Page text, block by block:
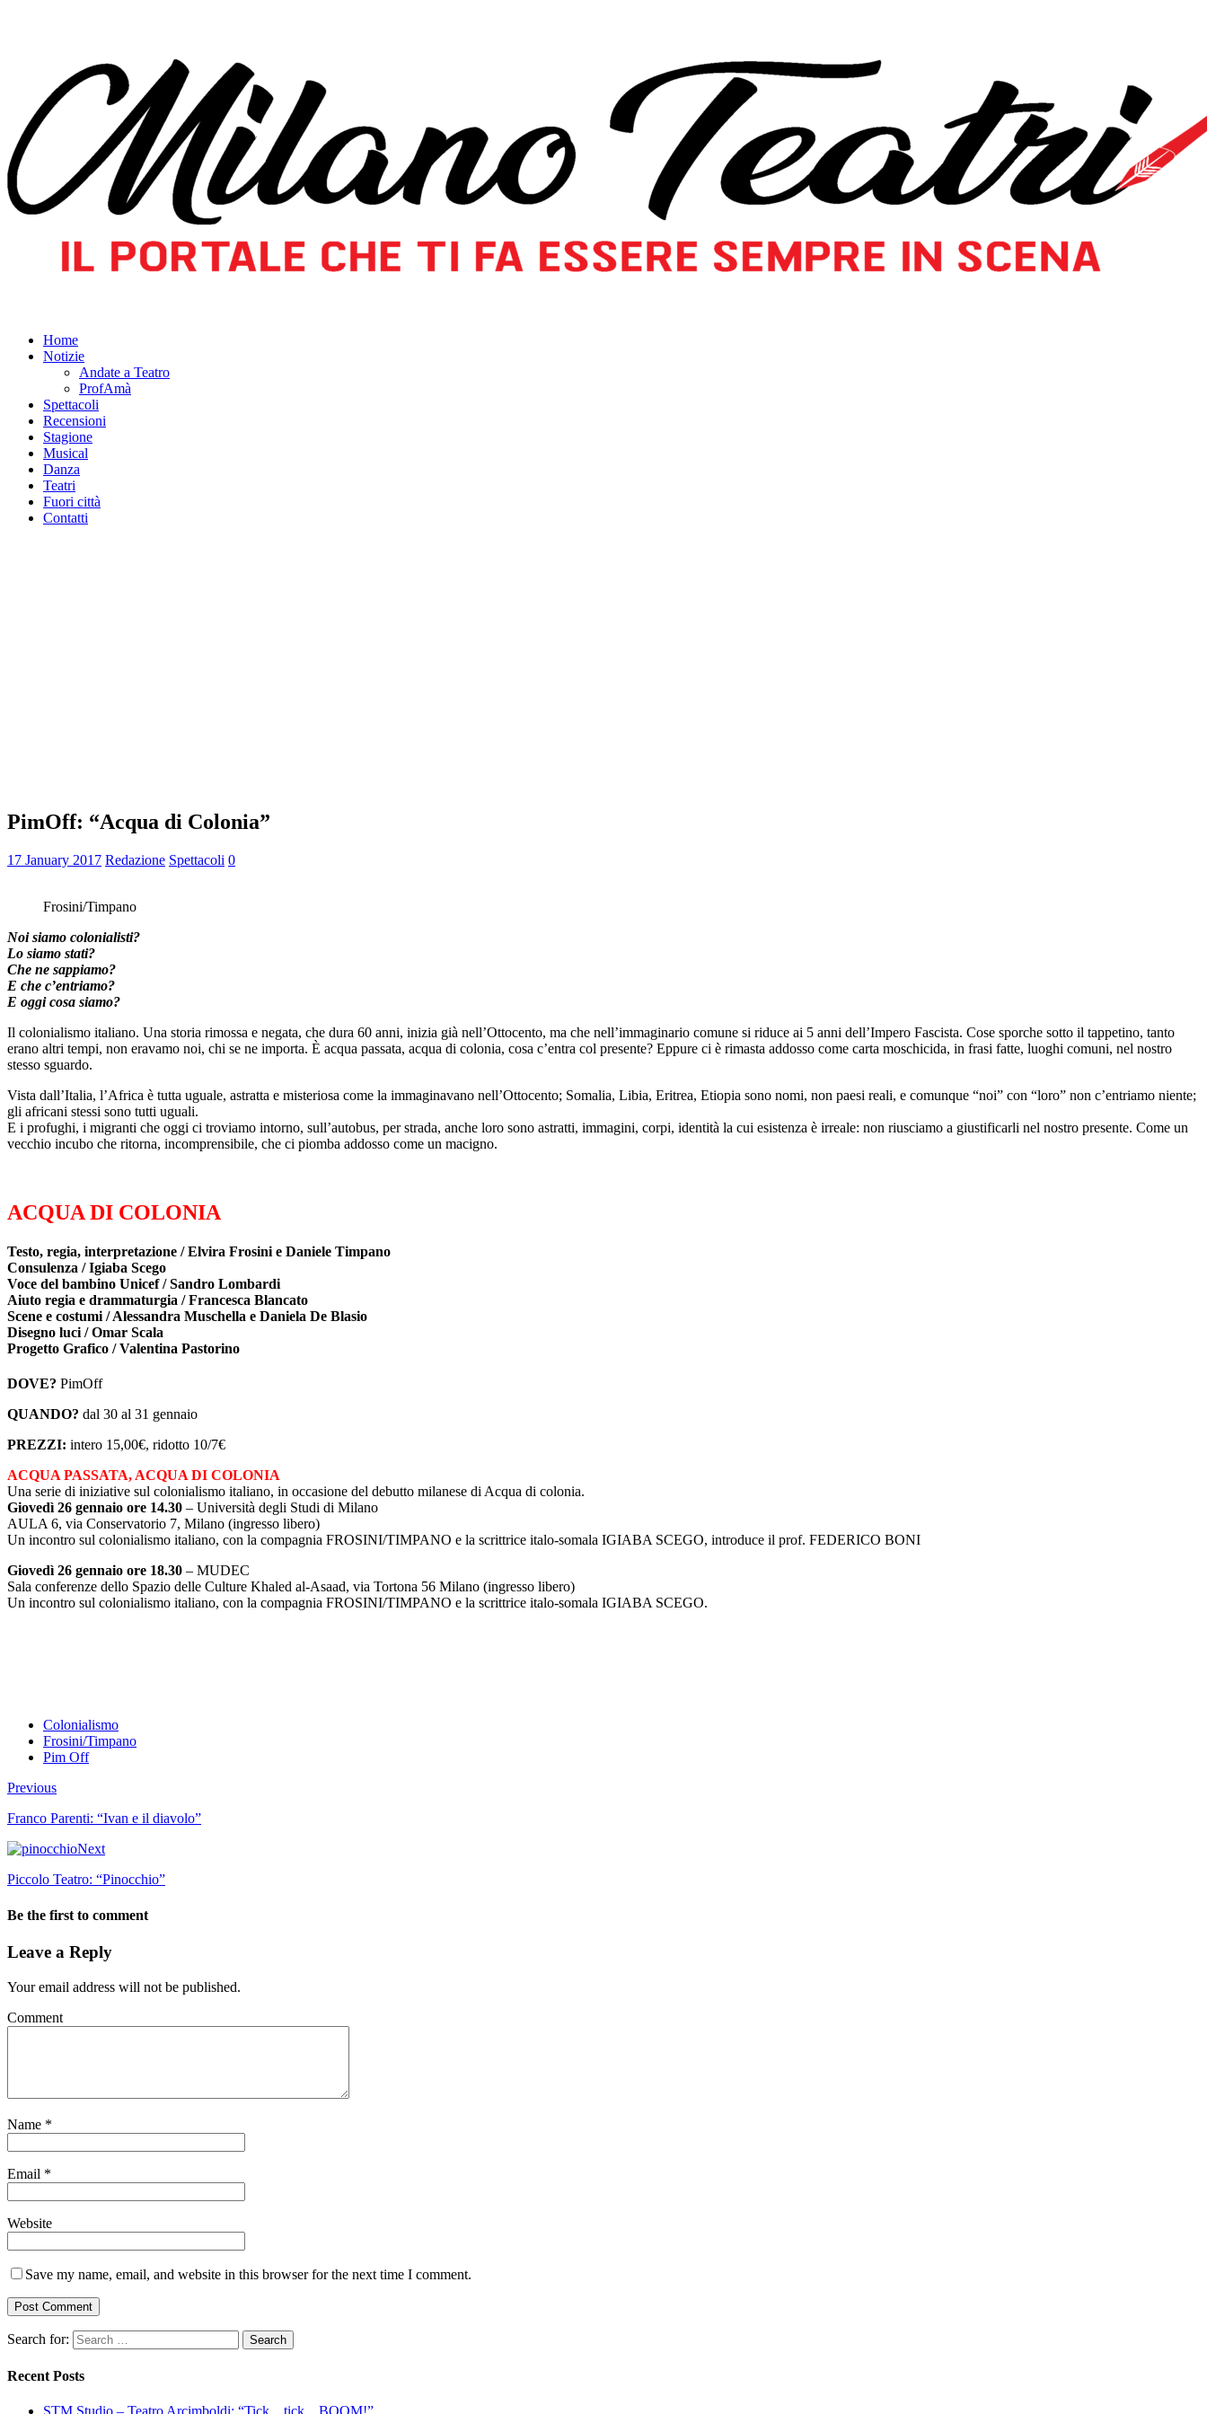
Home
Notizie
Andate a Teatro
ProfAmà
Spettacoli
Recensioni
Stagione
Musical
Danza
Teatri
Fuori città
Contatti
PimOff: “Acqua di Colonia”
17 January 2017 Redazione Spettacoli 0
Frosini/Timpano
Noi siamo colonialisti?
Lo siamo stati?
Che ne sappiamo?
E che c’entriamo?
E oggi cosa siamo?
Il colonialismo italiano. Una storia rimossa e negata, che dura 60 anni, inizia già nell’Ottocento, ma che nell’immaginario comune si riduce ai 5 anni dell’Impero Fascista. Cose sporche sotto il tappetino, tanto
erano altri tempi, non eravamo noi, chi se ne importa. È acqua passata, acqua di colonia, cosa c’entra col presente? Eppure ci è rimasta addosso come carta moschicida, in frasi fatte, luoghi comuni, nel nostro
stesso sguardo.
Vista dall’Italia, l’Africa è tutta uguale, astratta e misteriosa come la immaginavano nell’Ottocento; Somalia, Libia, Eritrea, Etiopia sono nomi, non paesi reali, e comunque “noi” con “loro” non c’entriamo niente;
gli africani stessi sono tutti uguali.
E i profughi, i migranti che oggi ci troviamo intorno, sull’autobus, per strada, anche loro sono astratti, immagini, corpi, identità la cui esistenza è irreale: non riusciamo a giustificarli nel nostro presente. Come un
vecchio incubo che ritorna, incomprensibile, che ci piomba addosso come un macigno.
ACQUA DI COLONIA
Testo, regia, interpretazione / Elvira Frosini e Daniele Timpano
Consulenza / Igiaba Scego
Voce del bambino Unicef / Sandro Lombardi
Aiuto regia e drammaturgia / Francesca Blancato
Scene e costumi / Alessandra Muschella e Daniela De Blasio
Disegno luci / Omar Scala
Progetto Grafico / Valentina Pastorino
DOVE? PimOff
QUANDO? dal 30 al 31 gennaio
PREZZI: intero 15,00€, ridotto 10/7€
ACQUA PASSATA, ACQUA DI COLONIA
Una serie di iniziative sul colonialismo italiano, in occasione del debutto milanese di Acqua di colonia.
Giovedì 26 gennaio ore 14.30 – Università degli Studi di Milano
AULA 6, via Conservatorio 7, Milano (ingresso libero)
Un incontro sul colonialismo italiano, con la compagnia FROSINI/TIMPANO e la scrittrice italo-somala IGIABA SCEGO, introduce il prof. FEDERICO BONI
Giovedì 26 gennaio ore 18.30 – MUDEC
Sala conferenze dello Spazio delle Culture Khaled al-Asaad, via Tortona 56 Milano (ingresso libero)
Un incontro sul colonialismo italiano, con la compagnia FROSINI/TIMPANO e la scrittrice italo-somala IGIABA SCEGO.
Colonialismo
Frosini/Timpano
Pim Off
Previous
Franco Parenti: “Ivan e il diavolo”
Next
Piccolo Teatro: “Pinocchio”
Be the first to comment
Leave a Reply
Your email address will not be published.
Comment
Name *
Email *
Website
Save my name, email, and website in this browser for the next time I comment.
Search for:
Recent Posts
STM Studio – Teatro Arcimboldi: “Tick…tick…BOOM!”